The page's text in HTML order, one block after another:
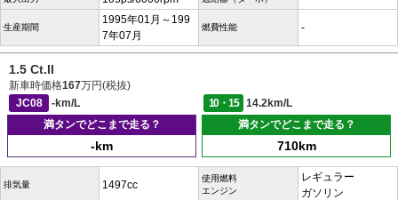
生産期間
1995年01月～199
7年07月
燃費性能 -
1.5 Ct.II
新車時価格167万円(税抜)
JC08
-km/L 10・15
14.2km/L
満タンでどこまで走る？
-km
満タンでどこまで走る？
710km
排気量 1497cc
使用燃料
エンジン
レギュラー
ガソリン